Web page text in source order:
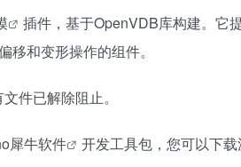
插件，基于OpenVDB库构建。它
移和变形操作的组件。
件已解除阻止。
犀牛软件 开发工具包，您可以下